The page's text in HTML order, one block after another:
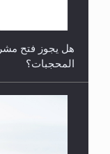
هل يجوز فتح
المحجبات؟